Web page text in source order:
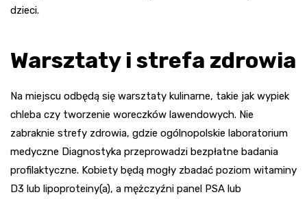
dzieci.
Warsztaty i strefa zdrowia
Na miejscu odbędą się warsztaty kulinarne, takie jak wypiek
chleba czy tworzenie woreczków lawendowych. Nie
zabraknie strefy zdrowia, gdzie ogólnopolskie laboratorium
medyczne Diagnostyka przeprowadzi bezpłatne badania
profilaktyczne. Kobiety będą mogły zbadać poziom witaminy
D3 lub lipoproteiny(a), a mężczyźni panel PSA lub